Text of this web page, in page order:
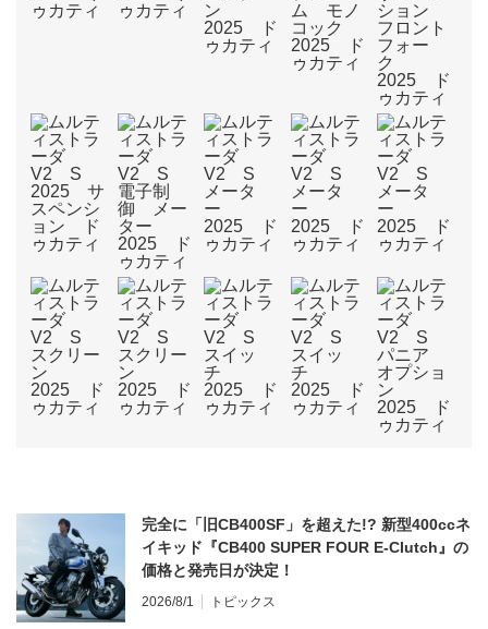
完全に「旧CB400SF」を超えた!? 新型400ccネ
イキッド『CB400 SUPER FOUR E-Clutch』の
価格と発売日が決定！
2026/8/1 トピックス